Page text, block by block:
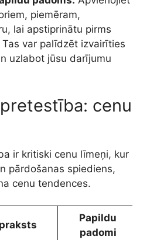
piemēram,
lai apstiprinātu pirms
var palīdzēt izvairīties
uzlabot jūsu darījumu
cenu
ir kritiski cenu līmeņi, kur
pārdošanas spiediens,
cenu tendences.
Papildu
padomi